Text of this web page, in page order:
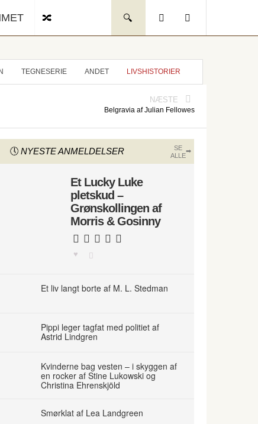
TEGNESERIE ANDET LIVSHISTORIER
NÆSTE
Belgravia af Julian Fellowes
NYESTE ANMELDELSER
SE
ALLE
Et Lucky Luke
pletskud –
Grønskollingen af
Morris & Gosinny
Et liv langt borte af M. L. Stedman
Pippi leger tagfat med politiet af
Astrid Lindgren
Kvinderne bag vesten – i skyggen af
en rocker af Stine Lukowski og
Christina Ehrenskjöld
Smørklat af Lea Landgreen